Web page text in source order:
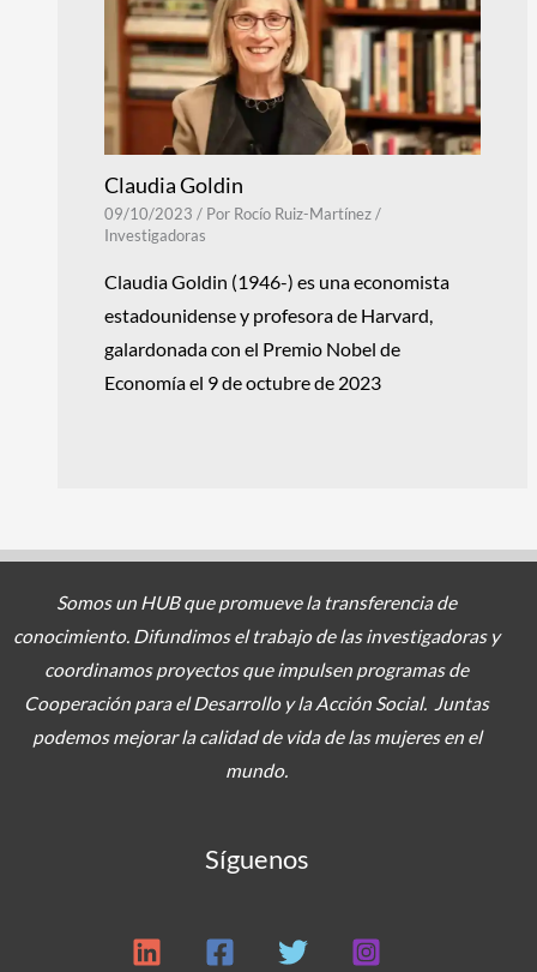
Claudia Goldin
09/10/2023/ Por Rocío Ruiz-Martínez/
Investigadoras
Claudia Goldin (1946-) es una economista
estadounidense y profesora de Harvard,
galardonada con el Premio Nobel de
Economía el 9 de octubre de 2023
Somos un HUB que promueve la transferencia de
conocimiento. Difundimos el trabajo de las investigadoras y
coordinamos proyectosque impulsen programas de
Cooperación para el Desarrollo y la Acción Social. Juntas
podemos mejorar la calidad de vida de las mujeres en el
mundo.
Síguenos